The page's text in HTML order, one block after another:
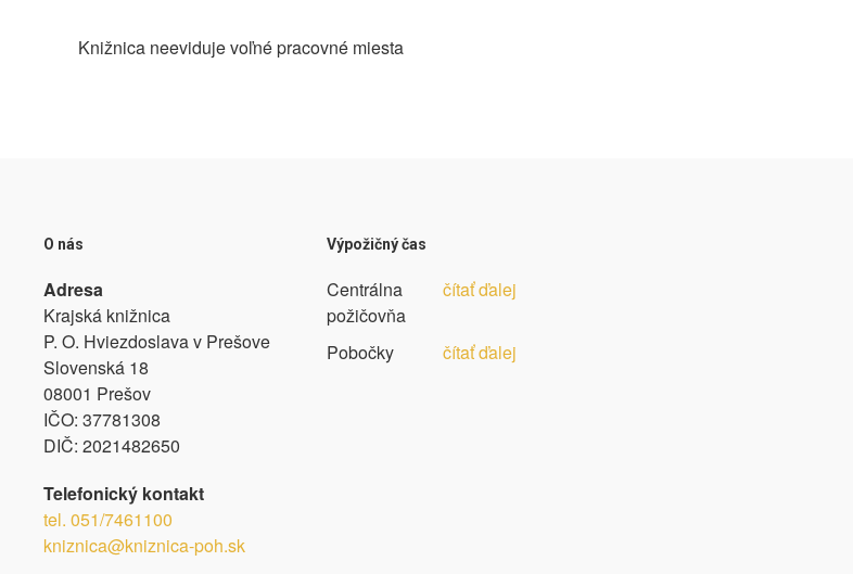
Knižnica neeviduje voľné pracovné miesta
O nás
Adresa
Krajská knižnica
P. O. Hviezdoslava v Prešove
Slovenská 18
08001 Prešov
IČO: 37781308
DIČ: 2021482650
Telefonický kontakt
tel. 051/7461100
kniznica@kniznica-poh.sk
Výpožičný čas
Centrálna
požičovňa
čítať ďalej
Pobočky čítať ďalej